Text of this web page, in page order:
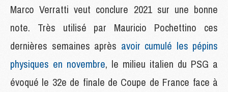
Marco Verratti veut conclure 2021 sur une bonne
note. Très utilisé par Mauricio Pochettino ces
dernières semaines après avoir cumulé les pépins
physiques en novembre, le milieu italien du PSG a
évoqué le 32e de finale de Coupe de France face à